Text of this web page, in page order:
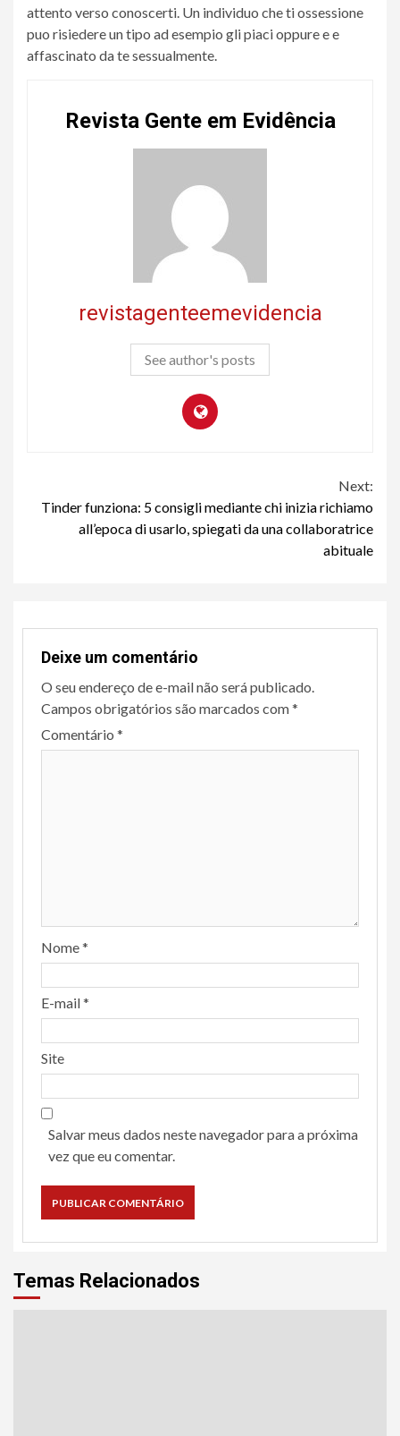
attento verso conoscerti. Un individuo che ti ossessione
puo risiedere un tipo ad esempio gli piaci oppure e e
affascinato da te sessualmente.
Revista Gente em Evidência
revistagenteemevidencia
See author's posts
Reading
Next:
Tinder funziona: 5 consigli mediante chi inizia richiamo
all’epoca di usarlo, spiegati da una collaboratrice
abituale
Deixe um comentário
O seu endereço de e-mail não será publicado.
Campos obrigatórios são marcados com*
Comentário *
Nome*
E-mail*
Site
Salvar meus dados neste navegador para a próxima
vez que eu comentar.
Temas Relacionados